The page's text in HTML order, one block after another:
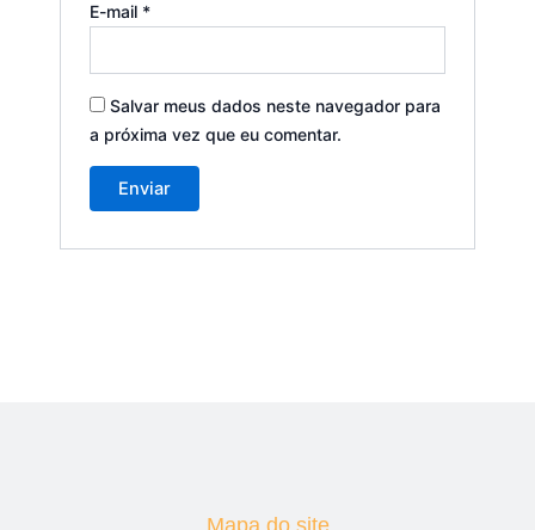
E-mail *
Salvar meus dados neste navegador para
a próxima vez que eu comentar.